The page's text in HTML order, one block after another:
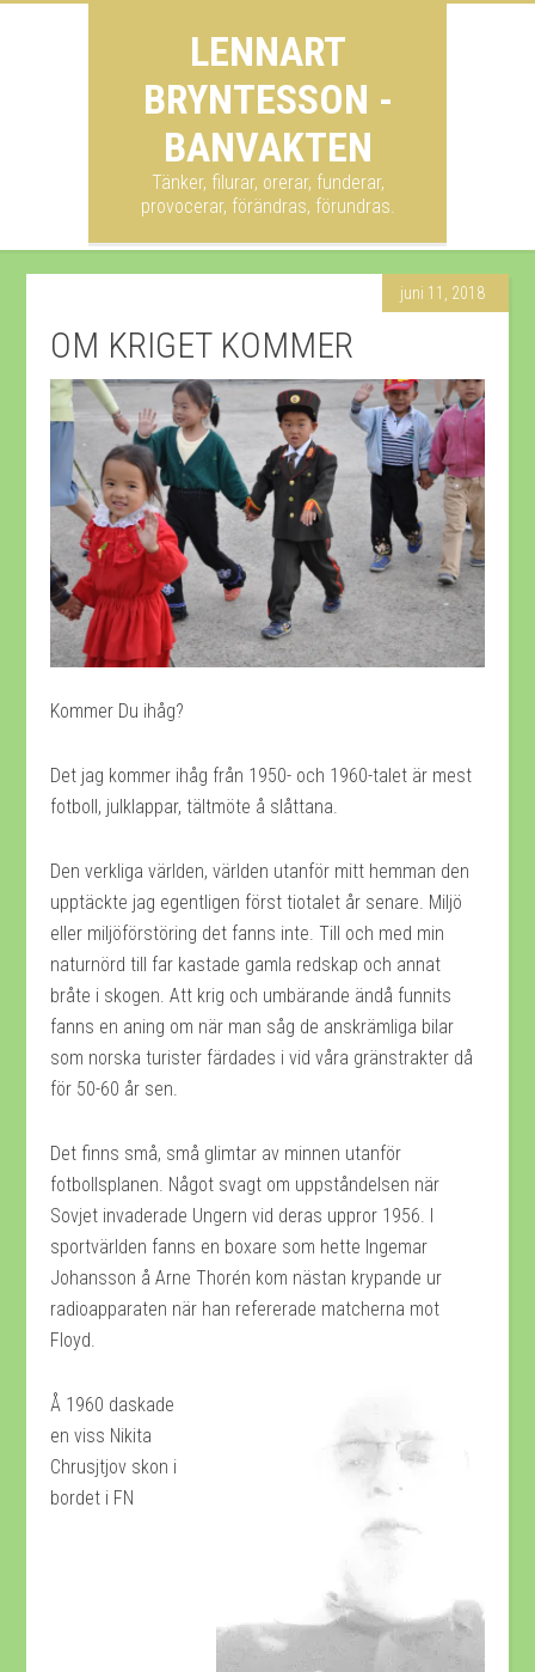
LENNART
BRYNTESSON -
BANVAKTEN
Tänker, filurar, orerar, funderar,
provocerar, förändras, förundras.
juni 11, 2018
OM KRIGET KOMMER
Kommer Du ihåg?
Det jag kommer ihåg från 1950- och 1960-talet är mest
fotboll, julklappar, tältmöte å slåttana.
Den verkliga världen, världen utanför mitt hemman den
upptäckte jag egentligen först tiotalet år senare. Miljö
eller miljöförstöring det fanns inte. Till och med min
naturnörd till far kastade gamla redskap och annat
bråte i skogen. Att krig och umbärande ändå funnits
fanns en aning om när man såg de anskrämliga bilar
som norska turister färdades i vid våra gränstrakter då
för 50-60 år sen.
Det finns små, små glimtar av minnen utanför
fotbollsplanen. Något svagt om uppståndelsen när
Sovjet invaderade Ungern vid deras uppror 1956. I
sportvärlden fanns en boxare som hette Ingemar
Johansson å Arne Thorén kom nästan krypande ur
radioapparaten när han refererade matcherna mot
Floyd.
Å 1960 daskade
en viss Nikita
Chrusjtjov skon i
bordet i FN